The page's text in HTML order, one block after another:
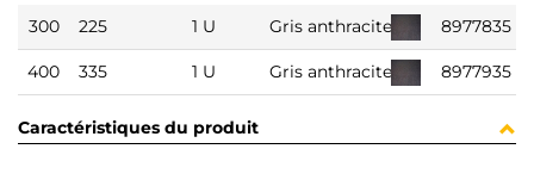
300
225 1 U Gris anthracite 8977835
400 335 1 U Gris anthracite 8977935
Caractéristiques du produit